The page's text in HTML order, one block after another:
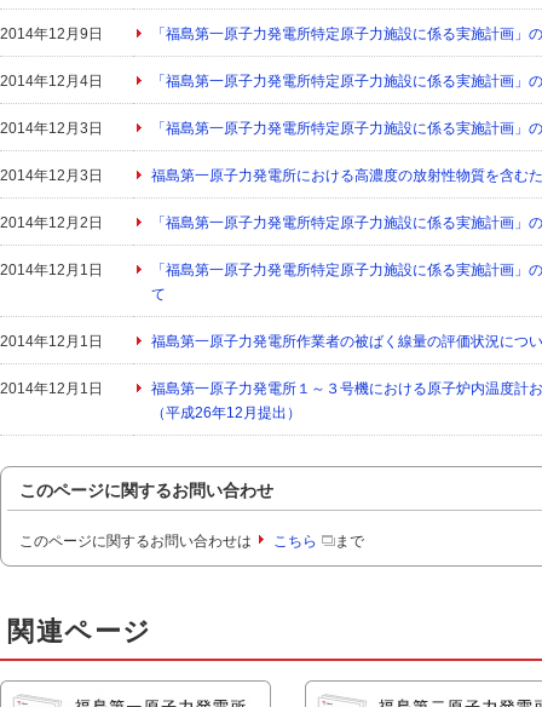
2014年12月9日 「福島第一原子力発電所特定原子力施設に係る実施計画」
2014年12月4日 「福島第一原子力発電所特定原子力施設に係る実施計画」
2014年12月3日 「福島第一原子力発電所特定原子力施設に係る実施計画」
2014年12月3日 福島第一原子力発電所における高濃度の放射性物質を含む
2014年12月2日 「福島第一原子力発電所特定原子力施設に係る実施計画」
2014年12月1日
「福島第一原子力発電所特定原子力施設に係る実施計画
て
2014年12月1日 福島第一原子力発電所作業者の被ばく線量の評価状況につ
2014年12月1日
福島第一原子力発電所１～３号機における原子炉内温度計
（平成26年12月提出）
このページに関するお問い合わせ
このページに関するお問い合わせは こちら まで
関連ページ